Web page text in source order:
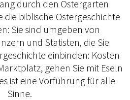
durch den Ostergarten
biblische Ostergeschichte
Sie sind umgeben von
und Statisten, die Sie
einbinden: Kosten
gehen Sie mit Eseln
ist eine Vorführung für alle
Sinne.